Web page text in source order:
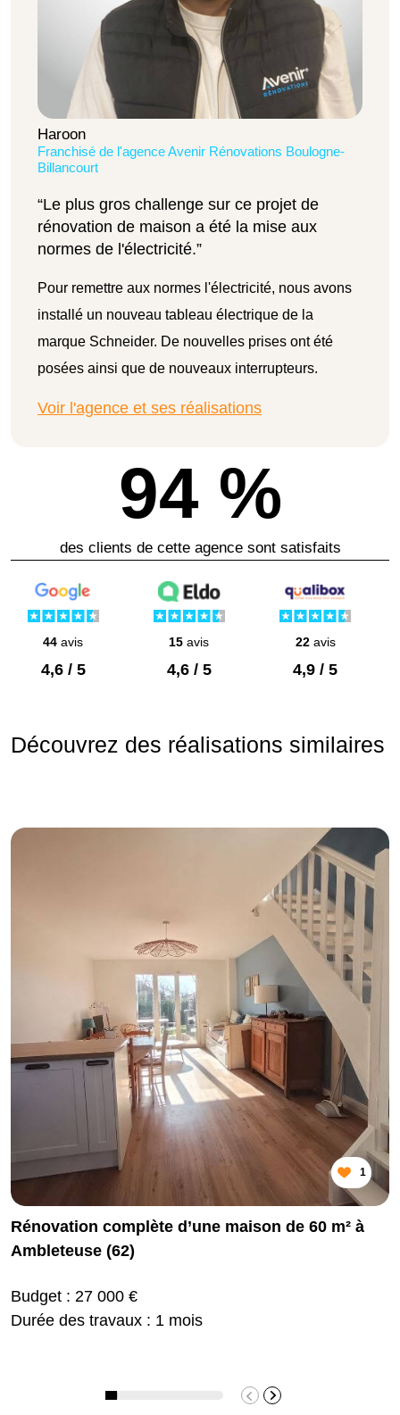
Haroon
Franchisé de l'agence Avenir Rénovations Boulogne-
Billancourt
“Le plus gros challenge sur ce projet de
rénovation de maison a été la mise aux
normes de l'électricité.”
Pour remettre aux normes l'électricité, nous avons
installé un nouveau tableau électrique de la
marque Schneider. De nouvelles prises ont été
posées ainsi que de nouveaux interrupteurs.
Voir l'agence et ses réalisations
94 %
des clients de cette agence sont satisfaits
44 avis
4,6 / 5
15 avis
4,6 / 5
22avis
4,9 / 5
Découvrez des réalisations similaires
1
Rénovation complète d’une maison de 60 m² à
Ambleteuse (62)
Budget : 27 000 €
Durée des travaux : 1 mois